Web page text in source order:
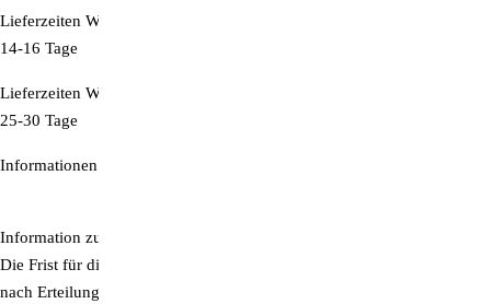
Lieferzeiten Weltweit
14-16 Tage
Lieferzeiten Weltweit (außerhalb Zonen 1-3)
25-30 Tage
Informationen zur Berechnung von Versandkosten finden Sie
Information zur Berechnung des Liefertermins
Die Frist für die Lieferung beginnt bei Zahlung per Vorkasse einen Tag
nach Erteilung des Zahlungsauftrags an das überweisende